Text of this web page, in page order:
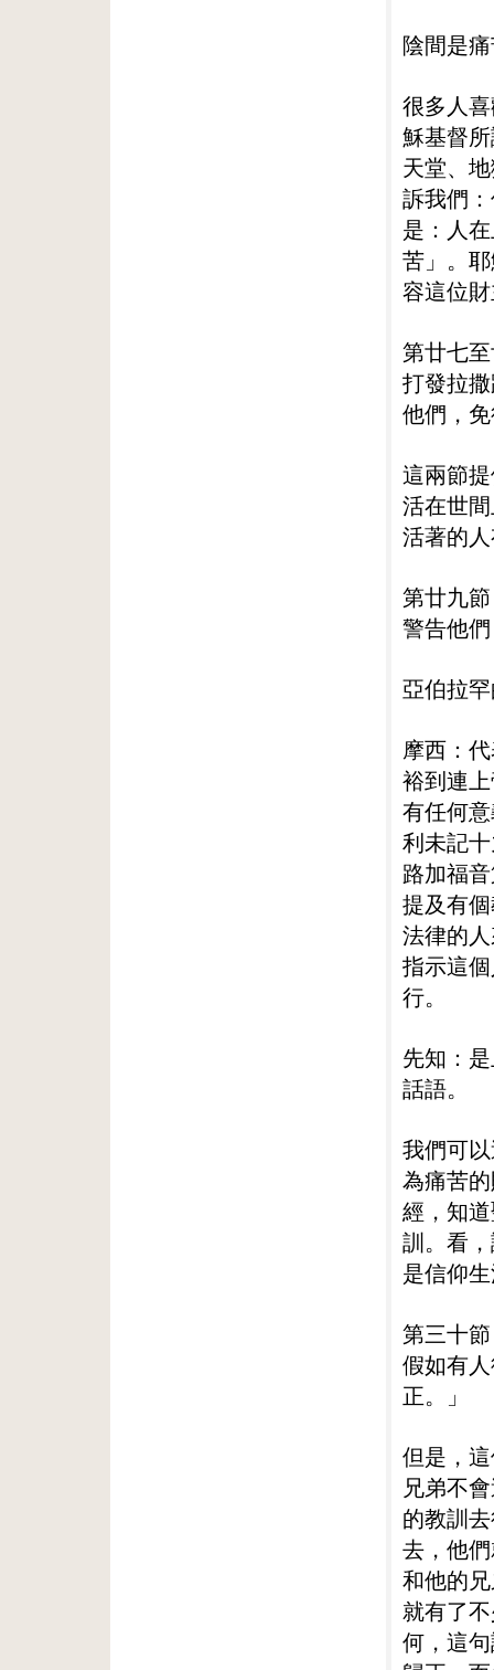
陰間是
很多人
穌基督
天堂、
訴我們
是：人
苦」。
容這位
第廿七
打發拉
他們，
這兩節
活在世
活著的
第廿九
警告他
亞伯拉
摩西：
裕到連
有任何
利未記
路加福
提及有
法律的
指示這
行。
先知：
話語。
我們可
為痛苦
經，知
訓。看
是信仰
第三十
假如有
正。」
但是，
兄弟不
的教訓
去，他
和他的
就有了
何，這